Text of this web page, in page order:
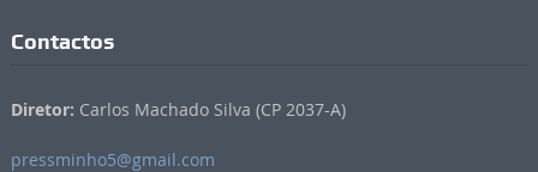
Contactos
Diretor: Carlos Machado Silva (CP 2037-A)
pressminho5@gmail.com